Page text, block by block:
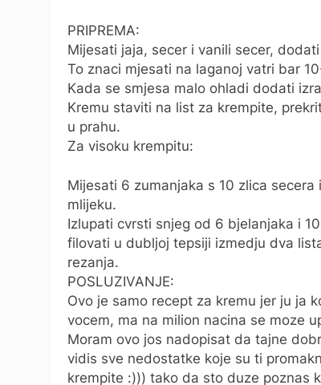
PRIPREMA:
Mijesati jaja, secer i vanili secer,
To znaci mjesati na laganoj vatri bar
Kada se smjesa malo ohladi dodati
Kremu staviti na list za krempite,
u prahu.
Za visoku krempitu:
Mijesati 6 zumanjaka s 10 zlica
mlijeku.
Izlupati cvrsti snjeg od 6 bjelanjaka i
filovati u dubljoj tepsiji izmedju dva
rezanja.
POSLUZIVANJE:
Ovo je samo recept za kremu jer ju ja
vocem, ma na milion nacina se moze
Moram ovo jos nadopisat da tajne
vidis sve nedostatke koje su ti
krempite :))) tako da sto duze poznas